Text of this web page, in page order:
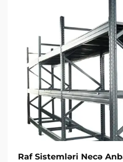
Raf Sistemləri Necə